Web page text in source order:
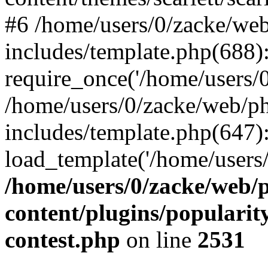
#6 /home/users/0/zacke/
includes/
require_once('/home/
/home/users/0/zacke/web/
includes/
load_template('/home/
/home/users/0/zacke/
content/plugins/
contest.php on line 2531